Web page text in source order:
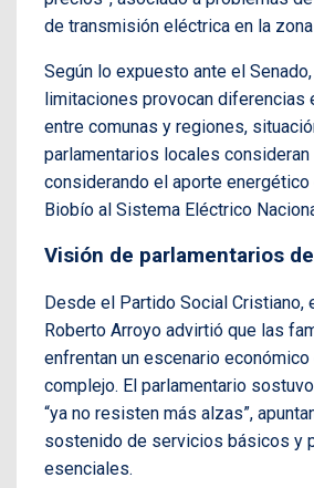
de transmisión eléctrica en la zona
Según lo expuesto ante el
limitaciones provocan diferencias
entre comunas y regiones,
parlamentarios locales consideran
considerando el aporte energético
Biobío al Sistema Eléctrico
Visión de parlamentarios
Desde el Partido Social Cristiano,
Roberto Arroyo advirtió que las
enfrentan un escenario
complejo. El parlamentario
“ya no resisten más alzas”,
sostenido de servicios básicos y
esenciales.